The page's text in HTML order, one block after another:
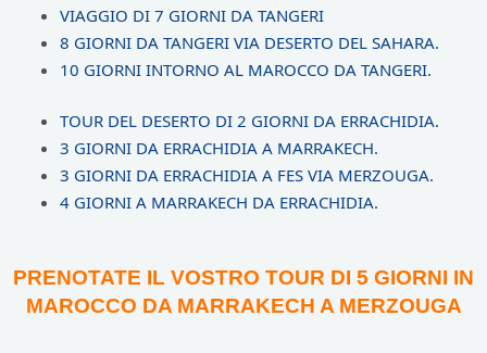
VIAGGIO DI 7 GIORNI DA TANGERI
8 GIORNI DA TANGERI VIA DESERTO DEL SAHARA.
10 GIORNI INTORNO AL MAROCCO DA TANGERI.
TOUR DEL DESERTO DI 2 GIORNI DA ERRACHIDIA.
3 GIORNI DA ERRACHIDIA A MARRAKECH.
3 GIORNI DA ERRACHIDIA A FES VIA MERZOUGA.
4 GIORNI A MARRAKECH DA ERRACHIDIA.
PRENOTATE IL VOSTRO TOUR DI 5 GIORNI IN
MAROCCO DA MARRAKECH A MERZOUGA